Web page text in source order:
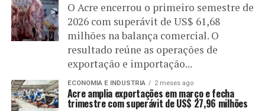
O Acre encerrou o primeiro semestre de
2026 com superávit de US$ 61,68
milhões na balança comercial. O
resultado reúne as operações de
exportação e importação...
ECONOMIA E INDUSTRIA 2 meses ago
Acre amplia exportações em março e fecha
trimestre com superávit de US$ 27,96 milhões